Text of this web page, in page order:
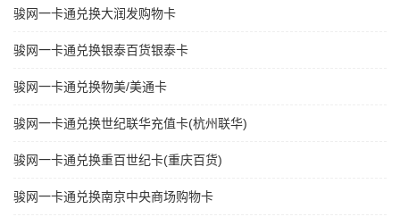
骏网一卡通兑换大润发购物卡
骏网一卡通兑换银泰百货银泰卡
骏网一卡通兑换物美/美通卡
骏网一卡通兑换世纪联华充值卡(杭州联华)
骏网一卡通兑换重百世纪卡(重庆百货)
骏网一卡通兑换南京中央商场购物卡